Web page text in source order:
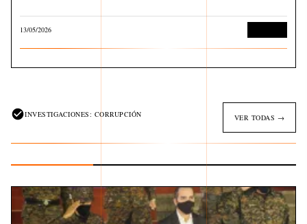
13/05/2026
INVESTIGACIONES: CORRUPCIÓN VER TODAS →